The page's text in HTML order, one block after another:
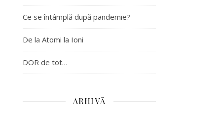
Ce se întâmplă după pandemie?
De la Atomi la Ioni
DOR de tot…
ARHIVĂ